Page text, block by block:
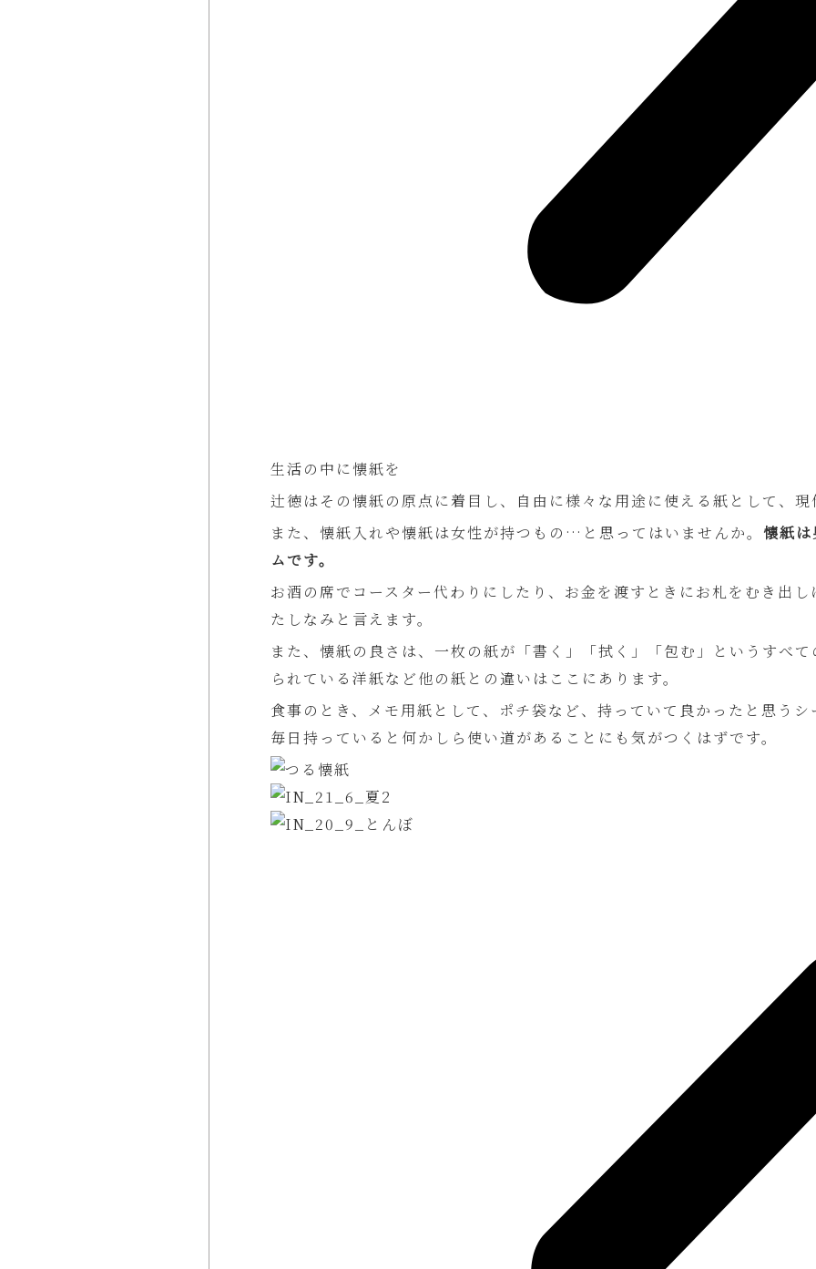
生活の中に懐紙を
辻徳はその懐紙の原点に着目し、自由に様々な用途に使える紙として、
また、懐紙入れや懐紙は女性が持つもの…と思ってはいませんか。 懐紙
ムです。
お酒の席でコースター代わりにしたり、お金を渡すときにお札をむき出
たしなみと言えます。
また、懐紙の良さは、一枚の紙が「書く」「拭く」「包む」というすべ
られている洋紙など他の紙との違いはここにあります。
食事のとき、メモ用紙として、ポチ袋など、持っていて良かったと思う
毎日持っていると何かしら使い道があることにも気がつくはずです。